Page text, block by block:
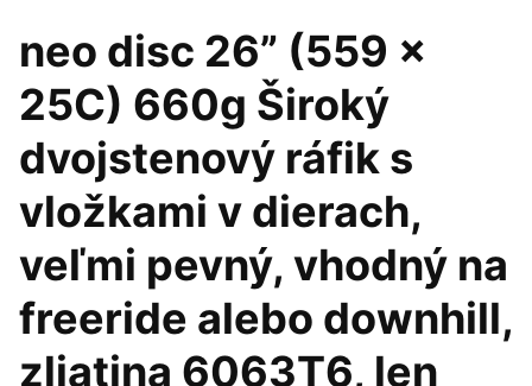
neo disc 26” (559 x
25C) 660g Široký
dvojstenový ráfik s
vložkami v dierach,
veľmi pevný, vhodný na
freeride alebo downhill,
zliatina 6063T6, len